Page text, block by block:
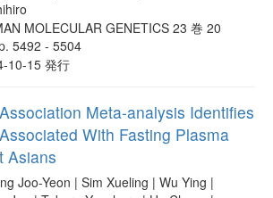
MOLECULAR GENETICS 23 巻 20
5492 - 5504
10-15 発行
Meta-analysis Identifies
With Fasting Plasma
Asians
Joo-Yeon | Sim Xueling | Wu Ying |